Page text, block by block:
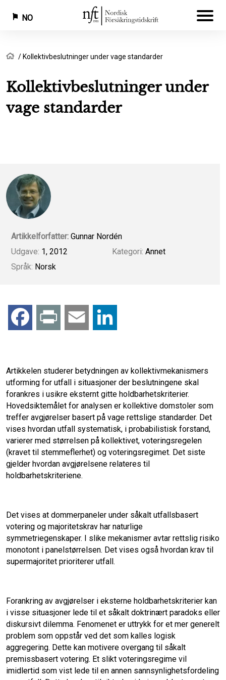
Hopp
hovedinnhold
NO
Navigasjonssti
Hjem
Kollektivbeslutninger under vage standarder
Kollektivbeslutninger under
vage standarder
Artikkelforfatter: Gunnar Nordén
Udgave: 1, 2012
Språk: Norsk
Kategori: Annet
c
e
b
o
o
t l
k
e
d
I
Artikkelen studerer betydningen av kollektivmekanismers
utforming for utfall i situasjoner der beslutningene skal
forankres i usikre eksternt gitte holdbarhetskriterier.
Hovedsiktemålet for analysen er kollektive domstoler som
treffer avgjørelser basert på vage rettslige standarder. Det
vises hvordan utfall systematisk, i probabilistisk forstand,
varierer med størrelsen på kollektivet, voteringsregelen
(kravet til stemmeflerhet) og voteringsregimet. Det siste
gjelder hvordan avgjørelsene relateres til
holdbarhetskriteriene.
Det vises at dommerpaneler under såkalt utfallsbasert
votering og majoritetskrav har naturlige
symmetriegenskaper. I slike mekanismer avtar rettslig risiko
monotont i panelstørrelsen. Det vises også hvordan krav til
supermajoritet prioriterer utfall.
Forankring av avgjørelser i eksterne holdbarhetskriterier kan
i visse situasjoner lede til et såkalt doktrinært paradoks eller
diskursivt dilemma. Fenomenet er uttrykk for et mer generelt
problem som oppstår ved det som kalles logisk
aggregering. Dette kan motivere overgang til såkalt
premissbasert votering. Et slikt voteringsregime vil
imidlertid som vist lede til en annen sannsynlighetsfordeling